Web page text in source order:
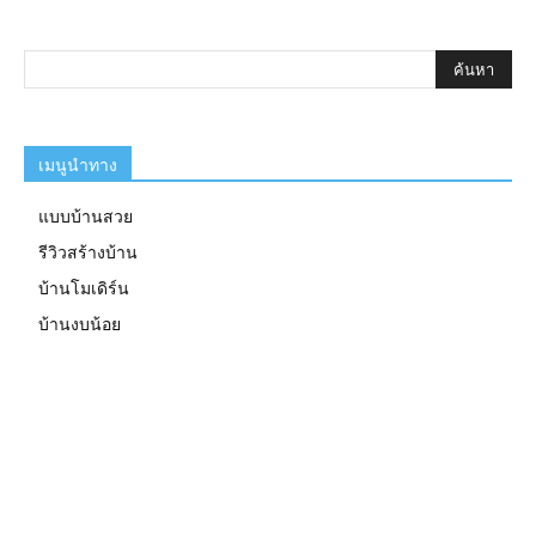
เมนูนำทาง
แบบบ้านสวย
รีวิวสร้างบ้าน
บ้านโมเดิร์น
บ้านงบน้อย